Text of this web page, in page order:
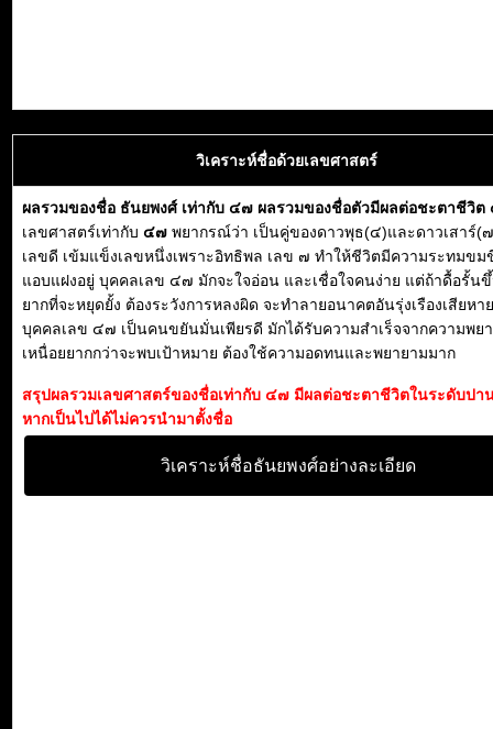
วิเคราะห์ชื่อด้วยเลขศาสตร์
ผลรวมของชื่อ ธันยพงศ์ เท่ากับ ๔๗ ผลรวมของชื่อตัวมีผลต่อชะตาชีวิต
เลขศาสตร์เท่ากับ ๔๗ พยากรณ์ว่า เป็นคู่ของดาวพุธ(๔)และดาวเสาร์(
เลขดี เข้มแข็งเลขหนึ่งเพราะอิทธิพล เลข ๗ ทำให้ชีวิตมีความระทมขม
แอบแฝงอยู่ บุคคลเลข ๔๗ มักจะใจอ่อน และเชื่อใจคนง่าย แต่ถ้าดื้อรั้น
ยากที่จะหยุดยั้ง ต้องระวังการหลงผิด จะทำลายอนาคตอันรุ่งเรืองเสียหา
บุคคลเลข ๔๗ เป็นคนขยันมั่นเพียรดี มักได้รับความสำเร็จจากความพย
เหนื่อยยากกว่าจะพบเป้าหมาย ต้องใช้ความอดทนและพยายามมาก
สรุปผลรวมเลขศาสตร์ของชื่อเท่ากับ ๔๗ มีผลต่อชะตาชีวิตในระดับปา
หากเป็นไปได้ไม่ควรนำมาตั้งชื่อ
วิเคราะห์ชื่อธันยพงศ์อย่างละเอียด